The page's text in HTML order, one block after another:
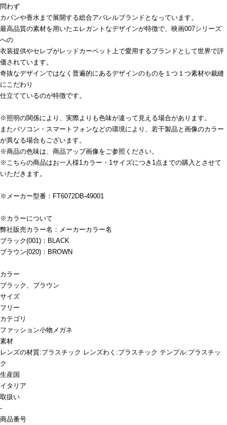
問わず
カバンや香水まで展開する総合アパレルブランドとなっています。
最高品質の素材を用いたエレガントなデザインが特徴で、映画007シリーズ
への
衣装提供やセレブがレッドカーペット上で愛用するブランドとして世界で評
価されています。
奇抜なデザインではなく普遍的にあるデザインのものを１つ１つ素材や裁縫
にこだわり
仕立てているのが特徴です。
※照明の関係により、実際よりも色味が違って見える場合があります。
またパソコン・スマートフォンなどの環境により、若干製品と画像のカラー
が異なる場合もございます。
※商品の色味は、商品アップ画像をご参照ください。
※こちらの商品はお一人様1カラー・1サイズにつき1点までの購入とさせて
いただきます。
※メーカー型番：FT6072DB-49001
※カラーについて
弊社販売カラー名：メーカーカラー名
ブラック(001)：BLACK
ブラウン(020)：BROWN
カラー
ブラック、ブラウン
サイズ
フリー
カテゴリ
ファッション小物 メガネ
素材
レンズの材質:プラスチック レンズわく:プラスチック テンプル:プラスチッ
ク
生産国
イタリア
取扱い
-
商品番号